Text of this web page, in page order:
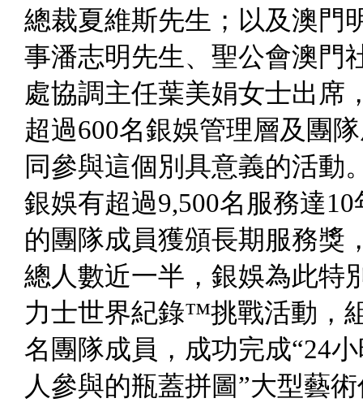
總裁夏維斯先生；以及澳門
事潘志明先生、聖公會澳門
處協調主任葉美娟女士出席
超過600名銀娛管理層及團
同參與這個別具意義的活動
銀娛有超過9,500名服務達10
的團隊成員獲頒長期服務獎
總人數近一半，銀娛為此特
力士世界紀錄™挑戰活動，
名團隊成員，成功完成“24
人參與的瓶蓋拼圖”大型藝